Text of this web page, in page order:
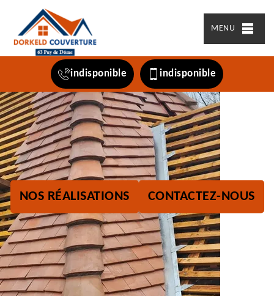
MENU
indisponible indisponible
NOS RÉALISATIONS CONTACTEZ-NOUS